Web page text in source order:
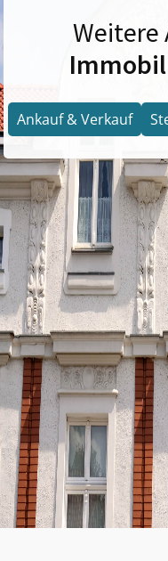
Weitere
Ankauf & Verkauf